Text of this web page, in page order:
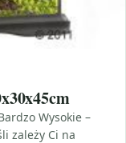
Wysokie –
zależy Ci na